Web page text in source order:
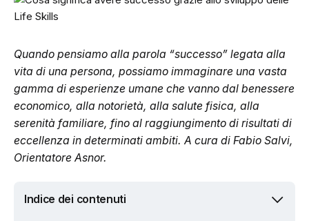
Quando pensiamo alla parola “successo” legata alla
vita di una persona, possiamo immaginare una vasta
gamma di esperienze umane che vanno dal benessere
economico, alla notorietà, alla salute fisica, alla
serenità familiare, fino al raggiungimento di risultati di
eccellenza in determinati ambiti. A cura di Fabio Salvi,
Orientatore Asnor.
Indice dei contenuti